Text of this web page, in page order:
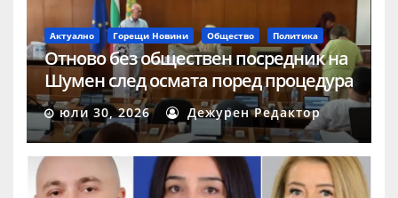
Актуално Горещи Новини Общество Политика
Отново без обществен посредник на
Шумен след осмата поред процедура
юли 30, 2026 Дежурен Редактор